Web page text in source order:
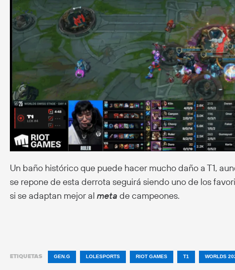
Un baño histórico que puede hacer mucho daño a T1,
se repone de esta derrota seguirá siendo uno de los
si se adaptan mejor al meta de campeones.
ETIQUETAS GEN.G LOLESPORTS RIOT GAMES T1 WORLDS